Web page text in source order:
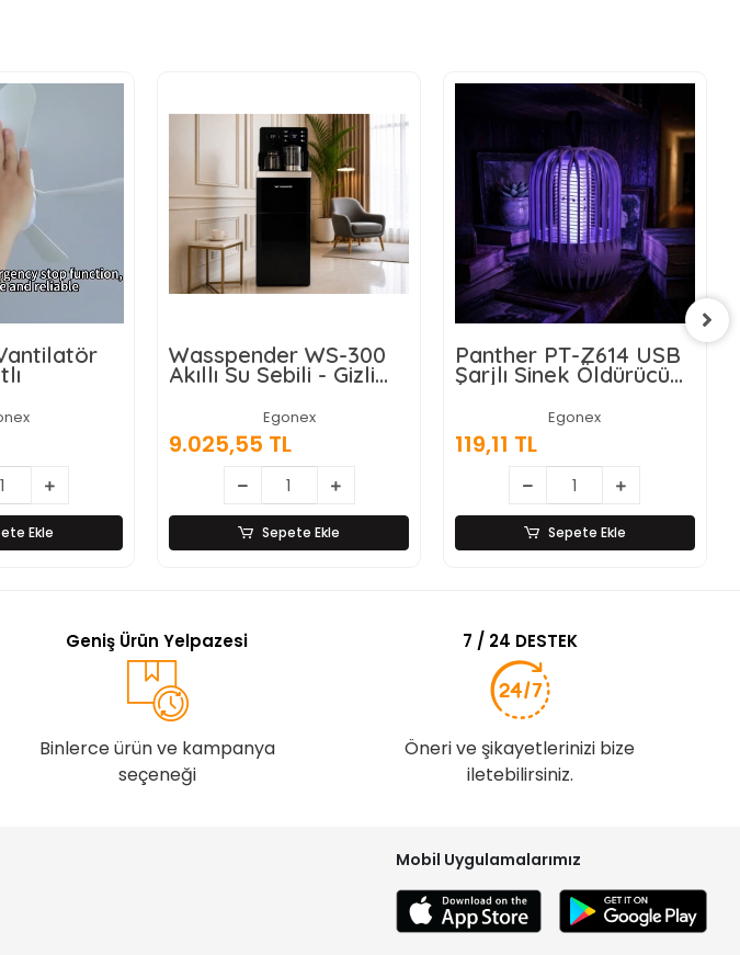
Ekle
Wasspender WS-300
Akıllı Su Sebili - Gizli
Dokunmatik Ekran
Egonex
9.025,55 TL
Sepete Ekle
Panther PT-Z614 USB
Şarjlı Sinek Öldürücü
Lamba
Egonex
119,11 TL
Sepete Ekle
Geniş Ürün Yelpazesi
Binlerce ürün ve kampanya
seçeneği
7 / 24 DESTEK
Öneri ve şikayetlerinizi bize
iletebilirsiniz.
Mobil Uygulamalarımız